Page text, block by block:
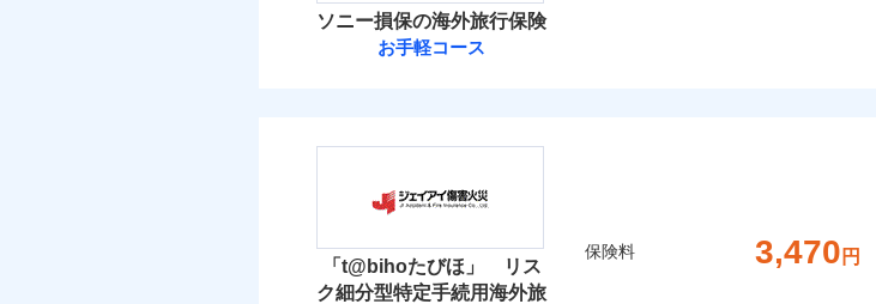
ソニー損保の海外旅行保険
お手軽コース
「t@bihoたびほ」 リス
ク細分型特定手続用海外旅
保険料 3,470 円